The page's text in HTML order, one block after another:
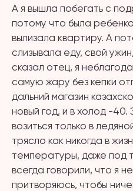
А я вышла побегать с
потому что была
вылизала квартиру. А
слизывала еду, свой
сказал отец, я
самую жару без кепки
дальний магазин
новый год, и в холод -40.
возиться только в
трясло как никогда в
температуры, даже под
всегда говорили, что я
притворяюсь, чтобы